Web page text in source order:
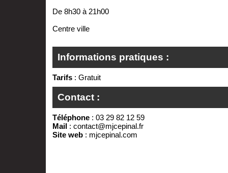
De 8h30 à 21h00
Centre ville
Informations pratiques :
Tarifs: Gratuit
Contact :
Téléphone : 03 29 82 12 59
Mail : contact@mjcepinal.fr
Site web : mjcepinal.com